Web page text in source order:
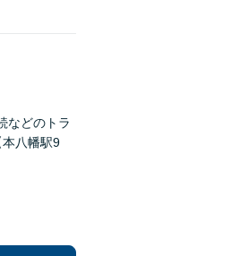
などのトラ
八幡駅9